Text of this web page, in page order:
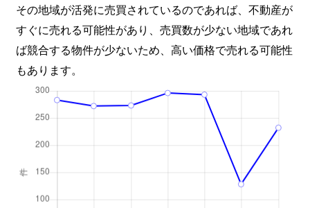
その地域が活発に売買されているのであれば、不動産が
すぐに売れる可能性があり、売買数が少ない地域であれ
ば競合する物件が少ないため、高い価格で売れる可能性
もあります。